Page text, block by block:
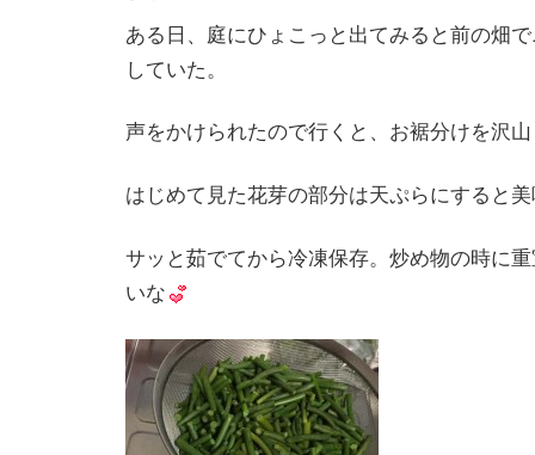
ある日、庭にひょこっと出てみると前の畑
していた。
声をかけられたので行くと、お裾分けを沢
はじめて見た花芽の部分は天ぷらにすると
サッと茹でてから冷凍保存。炒め物の時に
いな